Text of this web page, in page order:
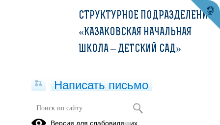
1 сентября 2017 год
СТРУКТУРНОЕ ПОДРАЗДЕЛЕНИЕ
«КАЗАКОВСКАЯ НАЧАЛЬНАЯ
ШКОЛА – ДЕТСКИЙ САД»
Написать письмо
Версия для слабовидящих